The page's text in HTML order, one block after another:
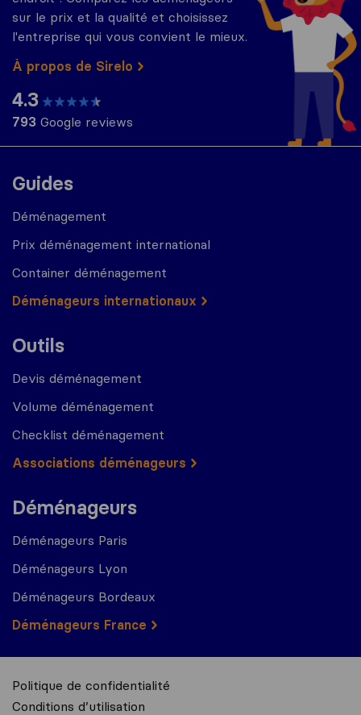
Guides
Déménagement
Prix déménagement international
Container déménagement
Déménageurs internationaux
Outils
Devis déménagement
Volume déménagement
Checklist déménagement
Associations déménageurs
Déménageurs
Déménageurs Paris
Déménageurs Lyon
Déménageurs Bordeaux
Déménageurs France
sur le prix et la qualité et choisissez
l'entreprise qui vous convient le mieux.
À propos de Sirelo
4.3
793 Google reviews
Politique de confidentialité
Conditions d’utilisation